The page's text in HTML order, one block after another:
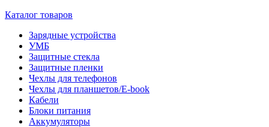
Каталог товаров
Зарядные устройства
УМБ
Защитные стекла
Защитные пленки
Чехлы для телефонов
Чехлы для планшетов/E-book
Кабели
Блоки питания
Аккумуляторы